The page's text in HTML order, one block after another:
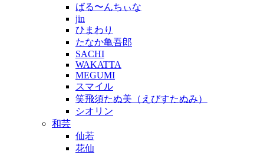
ばる〜んちぃな
jin
ひまわり
たなか亀吾郎
SACHI
WAKATTA
MEGUMI
スマイル
笑飛須たぬ美（えびすたぬみ）
シオリン
和芸
仙若
花仙